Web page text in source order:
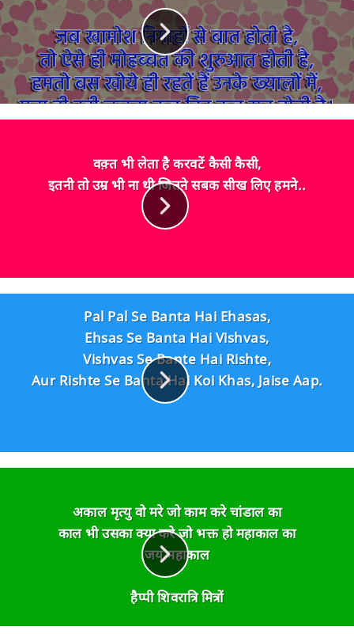
वक़्त भी लेता है करवटें कैसी कैसी,
इतनी तो उम्र भी ना थी जितने सबक सीख लिए हमने..
Pal Pal Se Banta Hai Ehasas,
Ehsas Se Banta Hai Vishvas,
Vishvas Se Bante Hai Rishte,
Aur Rishte Se Banta Hai Koi Khas, Jaise Aap.
अकाल मृत्यु वो मरे जो काम करे चांडाल का
काल भी उसका क्या करे जो भक्त हो महाकाल का
जय महाकाल
हैप्पी शिवरात्रि मित्रों